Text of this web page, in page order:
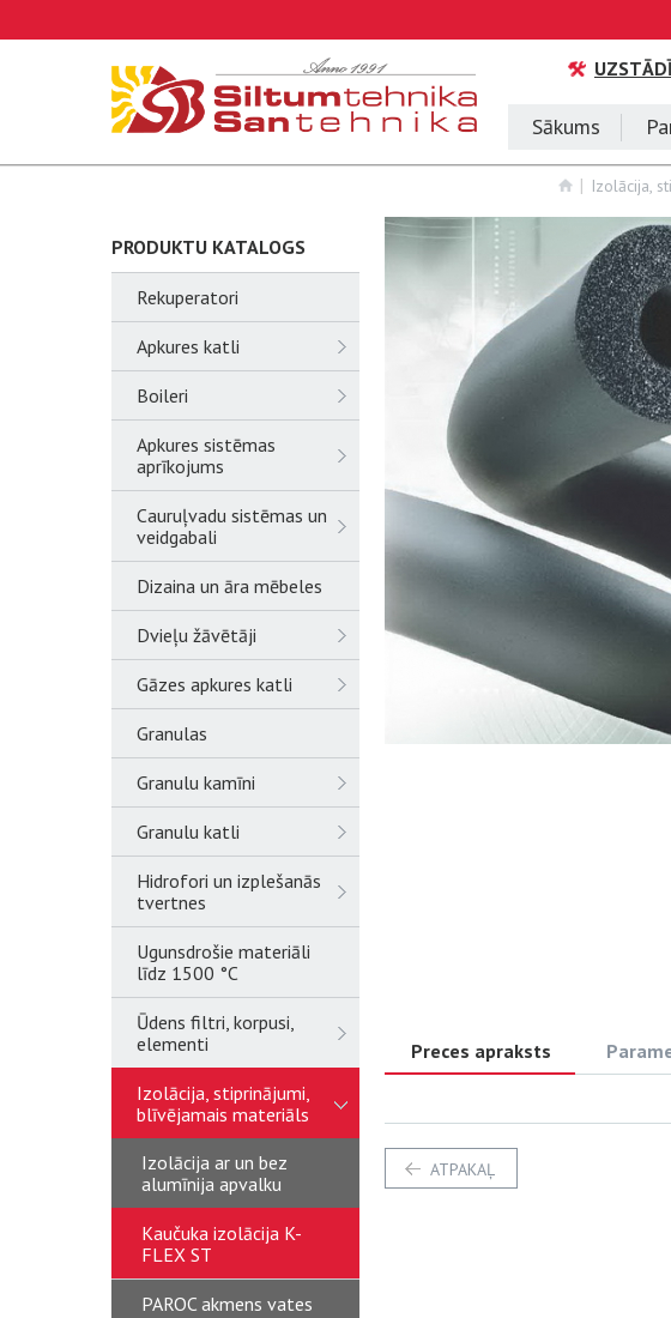
Sākums
Izolācija,
PRODUKTU KATALOGS
Rekuperatori
Apkures katli
Boileri
Apkures sistēmas
aprīkojums
Cauruļvadu sistēmas un
veidgabali
Dizaina un āra mēbeles
Dvieļu žāvētāji
Gāzes apkures katli
Granulas
Granulu kamīni
Granulu katli
Hidrofori un izplešanās
tvertnes
Ugunsdrošie materiāli
līdz 1500 °C
Ūdens filtri, korpusi,
elementi
Izolācija, stiprinājumi,
blīvējamais materiāls
Izolācija ar un bez
alumīnija apvalku
Kaučuka izolācija K-
FLEX ST
PAROC akmens vates
Preces apraksts
ATPAKAĻ